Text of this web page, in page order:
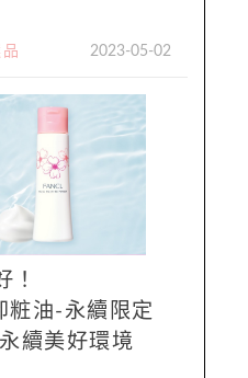
2023-05-02
！
粧油-永續限定
續美好環境